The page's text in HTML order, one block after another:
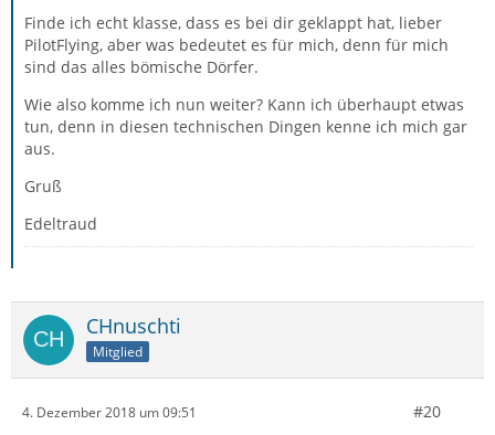
Finde ich echt klasse, dass es bei dir geklappt hat, lieber
PilotFlying, aber was bedeutet es für mich, denn für mich
sind das alles bömische Dörfer.
Wie also komme ich nun weiter? Kann ich überhaupt etwas
tun, denn in diesen technischen Dingen kenne ich mich gar
aus.
Gruß
Edeltraud
CHnuschti
Mitglied
4. Dezember 2018 um 09:51 #20